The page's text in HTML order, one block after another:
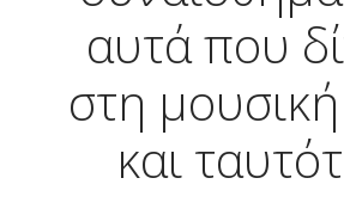
αυτά που
στη
και